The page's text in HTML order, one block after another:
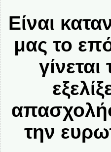
Είναι
μας το
την